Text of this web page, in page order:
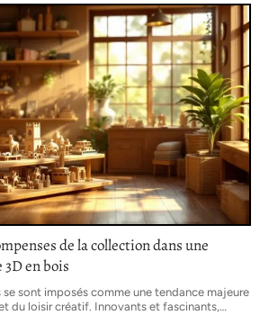
de la collection dans une
en bois
se sont imposés comme une tendance majeure
du loisir créatif. Innovants et fascinants,…